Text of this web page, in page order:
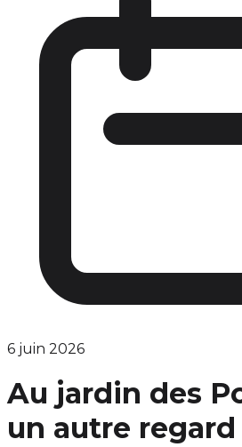
6 juin 2026
Au jardin des
un autre